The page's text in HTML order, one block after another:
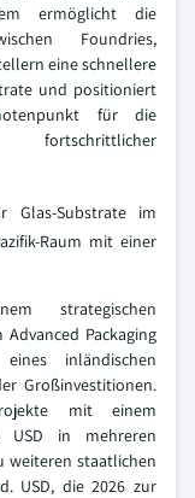
ermöglicht die
Foundries,
eine schnellere
und positioniert
für die
Substrate im
Raum mit einer
strategischen
Packaging
inländischen
Großinvestitionen.
mit einem
USD in mehreren
weiteren staatlichen
USD, die 2026 zur